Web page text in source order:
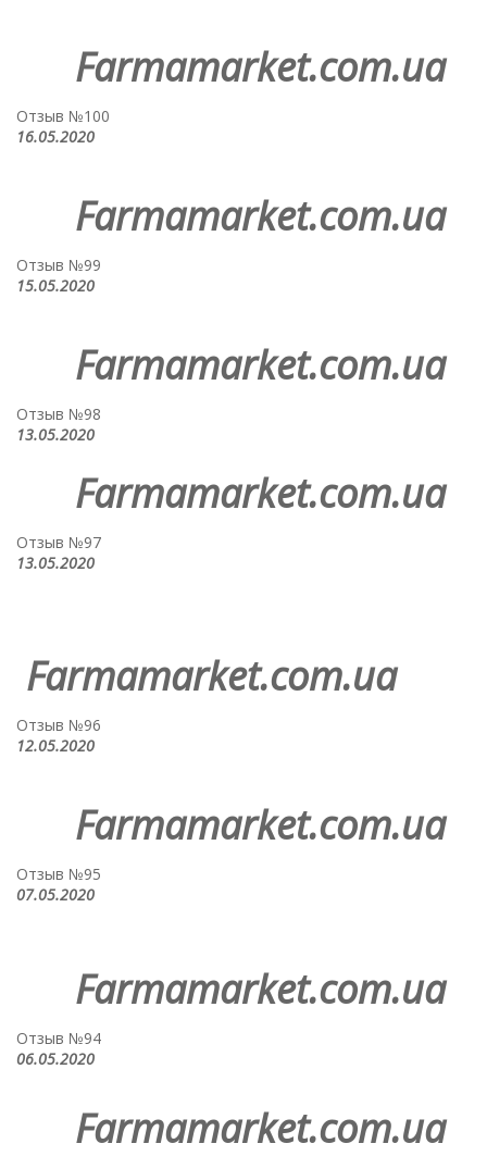
Farmamarket.com.ua
Отзыв №100
16.05.2020
Farmamarket.com.ua
Отзыв №99
15.05.2020
Farmamarket.com.ua
Отзыв №98
13.05.2020
Farmamarket.com.ua
Отзыв №97
13.05.2020
Farmamarket.com.ua
Отзыв №96
12.05.2020
Farmamarket.com.ua
Отзыв №95
07.05.2020
Farmamarket.com.ua
Отзыв №94
06.05.2020
Farmamarket.com.ua